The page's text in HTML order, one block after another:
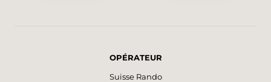
OPÉRATEUR
Suisse Rando